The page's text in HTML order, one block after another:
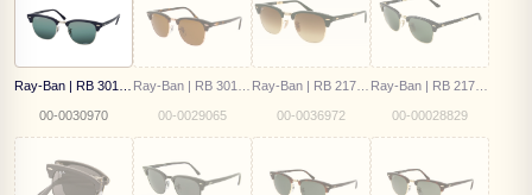
00-0030970 00-0029065 00-0036972 00-00028829